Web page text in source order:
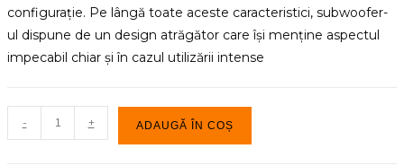
configurație. Pe lângă toate aceste caracteristici, subwoofer-
ul dispune de un design atrăgător care își menține aspectul
impecabil chiar și în cazul utilizării intense
Cantitate
Subwoofer
- + ADAUGĂ ÎN COȘ